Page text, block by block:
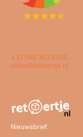
+31 085 303 0315
sales@retoertje.nl
Nieuwsbrief: